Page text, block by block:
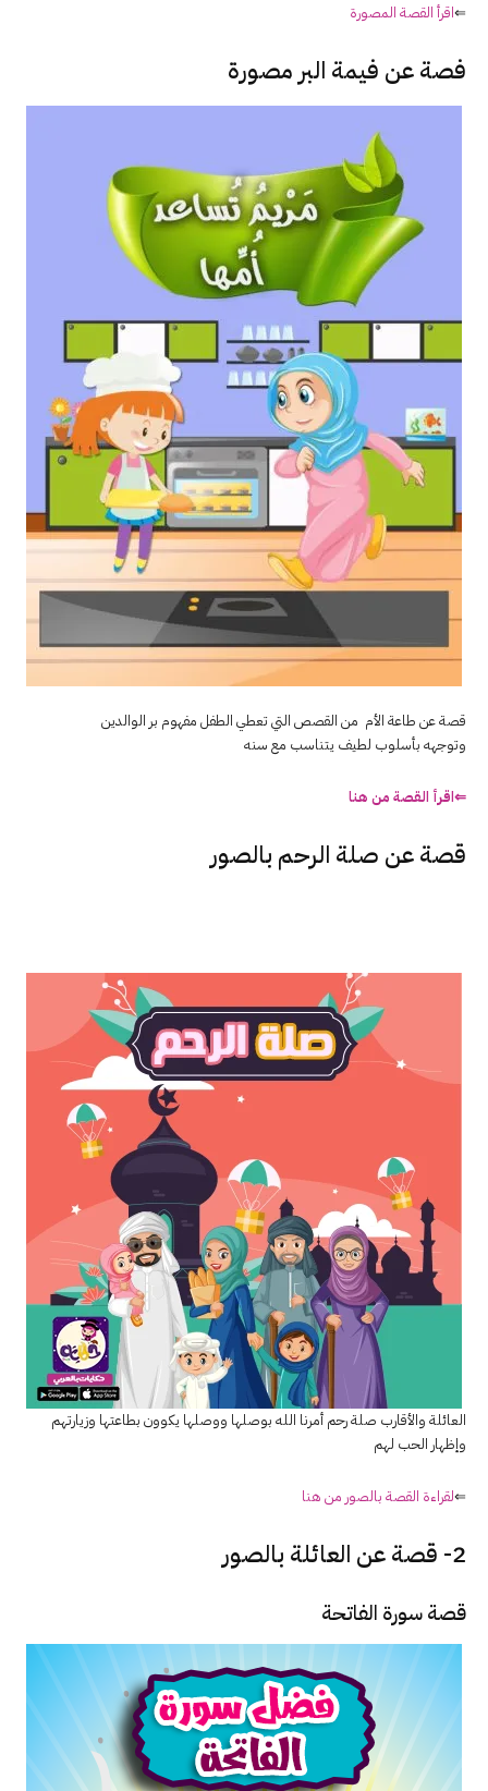
⇐اقرأ القصة المصورة
فصة عن فيمة البر مصورة
قصة عن طاعة الأم من القصص التي تعطي الطفل مفهوم بر الوالدين
وتوجهه بأسلوب لطيف يتناسب مع سنه
⇐اقرأ القصة من هنا
قصة عن صلة الرحم بالصور
العائلة والأقارب صلة رحم أمرنا الله بوصلها ووصلها يكوون بطاعتها وزيارتهم
وإظهار الحب لهم
⇐لقراءة القصة بالصور من هنا
2- قصة عن العائلة بالصور
قصة سورة الفاتحة